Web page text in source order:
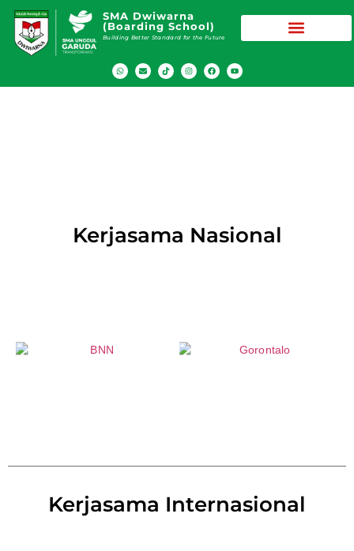
SMA Dwiwarna
(Boarding School)
Building Better Standard for the Future
Kerjasama Nasional
Kerjasama Internasional